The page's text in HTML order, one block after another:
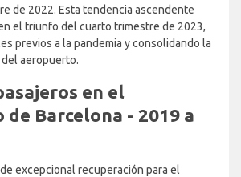
de 2022. Esta tendencia ascendente
el triunfo del cuarto trimestre de 2023,
previos a la pandemia y consolidando la
aeropuerto.
en el
Barcelona - 2019 a
excepcional recuperación para el